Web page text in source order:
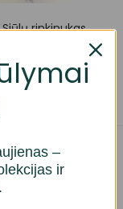
rinkinukas
Daugiau
–
ir